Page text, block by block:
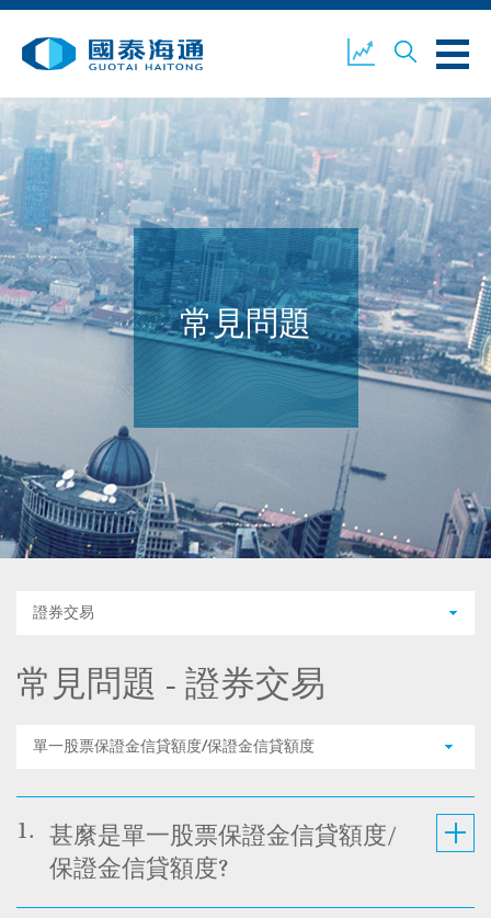
業務概覽 公司新聞
環境、社會及企業管治 國泰海通證券 聯絡我們
常見問題
證券交易
常見問題 - 證券交易
單一股票保證金信貸額度/保證金信貸額度
1.
甚縻是單一股票保證金信貸額度/
保證金信貸額度?